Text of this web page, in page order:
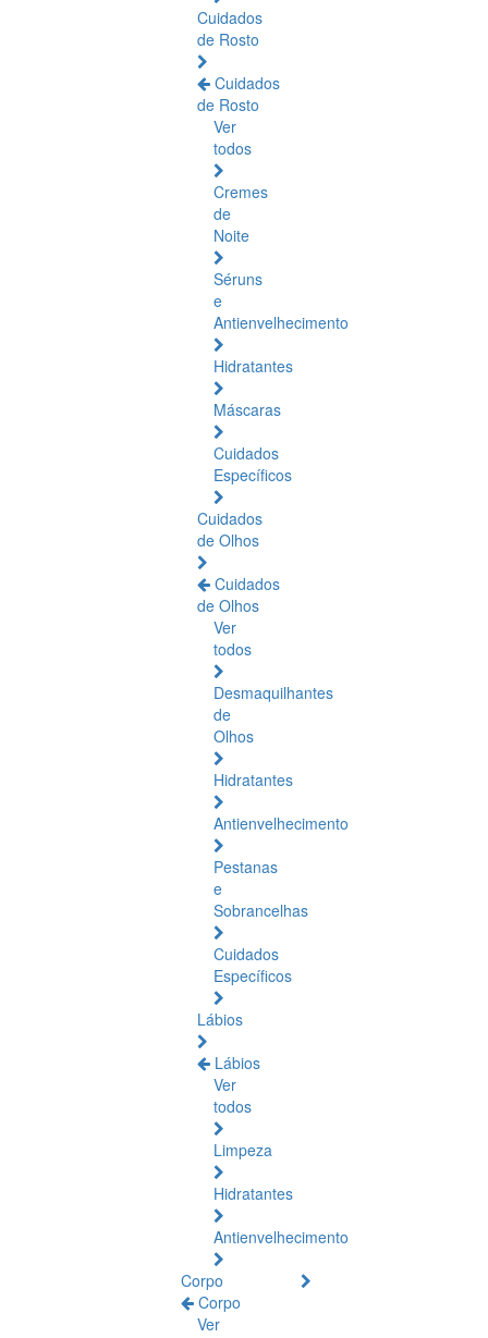
Cuidados
de Rosto
Cuidados
de Rosto
Ver
todos
Cremes
de
Noite
Séruns
e
Antienvelhecimento
Hidratantes
Máscaras
Cuidados
Específicos
Cuidados
de Olhos
Cuidados
de Olhos
Ver
todos
Desmaquilhantes
de
Olhos
Hidratantes
Antienvelhecimento
Pestanas
e
Sobrancelhas
Cuidados
Específicos
Lábios
Lábios
Ver
todos
Limpeza
Hidratantes
Antienvelhecimento
Corpo
Corpo
Ver